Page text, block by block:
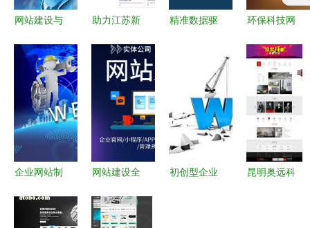
网站建设与
务 企业数
字化转型的
双引擎
助力江苏新
技 网站建
设赋能企业
数字化转型
精准数据驱
商小商品网
站建设与数
据处理新策
略
环保科技网
据处理服务
构建指南
企业网站制
设 打造品
网站建设全
开始到上线
初创型企业
昆明奥远科